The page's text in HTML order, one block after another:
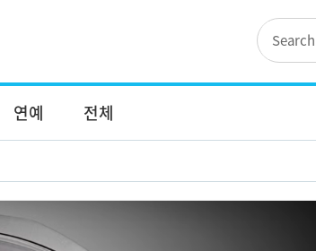
연예 전체